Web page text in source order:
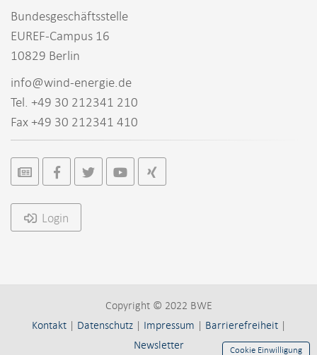
Bundesgeschäftsstelle
EUREF-Campus 16
10829 Berlin
info@wind-energie.de
Tel. +49 30 212341 210
Fax +49 30 212341 410
Login
Copyright © 2022 BWE
Kontakt| Datenschutz| Impressum | Barrierefreiheit|
Newsletter
Cookie Einwilligung